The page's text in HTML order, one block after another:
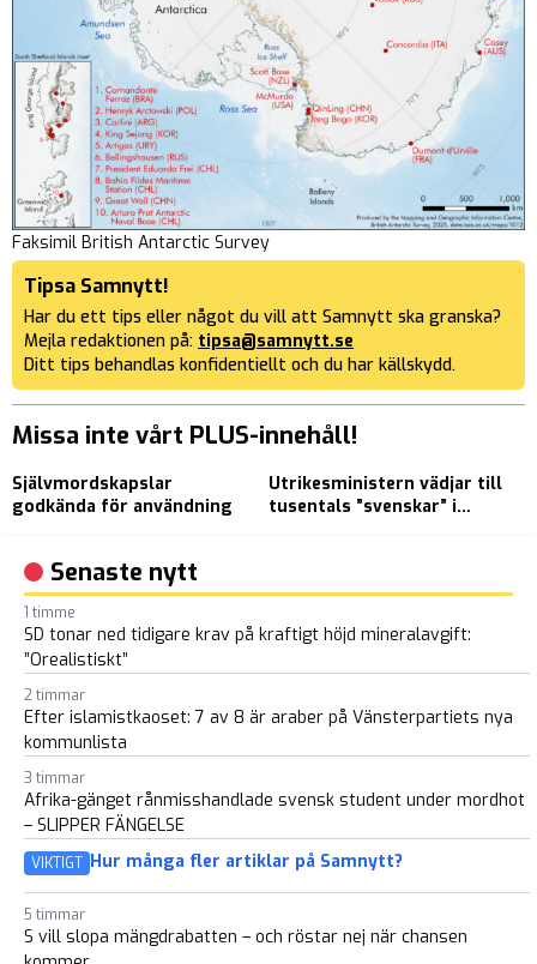
Faksimil British Antarctic Survey
Tipsa Samnytt!
Har du ett tips eller något du vill att Samnytt ska granska?
Mejla redaktionen på: tipsa@samnytt.se
Ditt tips behandlas konfidentiellt och du har källskydd.
Missa inte vårt PLUS-innehåll!
Självmordskapslar
godkända för användning
Utrikesministern vädjar till
tusentals ”svenskar” i
Senaste nytt
1 timme
SD tonar ned tidigare krav på kraftigt höjd mineralavgift:
”Orealistiskt”
2 timmar
Efter islamistkaoset: 7 av 8 är araber på Vänsterpartiets nya
kommunlista
3 timmar
Afrika-gänget rånmisshandlade svensk student under mordhot
– SLIPPER FÄNGELSE
VIKTIGT Hur många fler artiklar på Samnytt?
5 timmar
S vill slopa mängdrabatten – och röstar nej när chansen